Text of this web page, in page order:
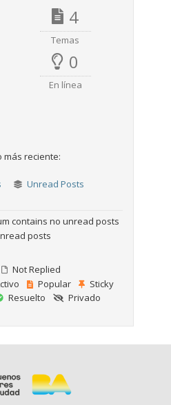
4
Temas
0
En línea
más reciente:
Unread Posts
contains no unread posts
posts
Not Replied
Popular
Sticky
Resuelto
Privado